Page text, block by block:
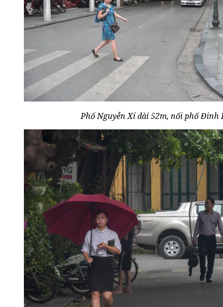
Phố Nguyễn Xí dài 52m, nối phố Đinh